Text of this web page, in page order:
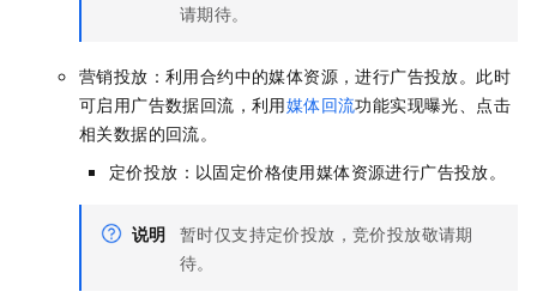
请期待。
营销投放：利用合约中的媒体资源，进行广告投放。此时
可启用广告数据回流，利用媒体回流功能实现曝光、点击
相关数据的回流。
定价投放：以固定价格使用媒体资源进行广告投放。
说明 暂时仅支持定价投放，竞价投放敬请期
待。